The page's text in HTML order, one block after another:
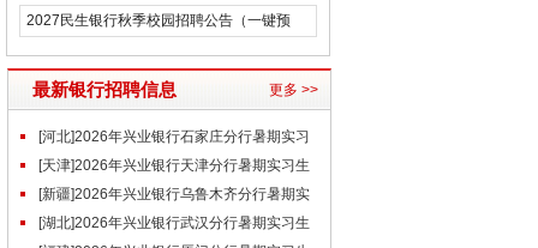
约）
2027民生银行秋季校园招聘公告（一键预
最新银行招聘信息 更多 >>
[河北]2026年兴业银行石家庄分行暑期实习
生招聘公告
[天津]2026年兴业银行天津分行暑期实习生
招聘公告
[新疆]2026年兴业银行乌鲁木齐分行暑期实
习生招聘公告
[湖北]2026年兴业银行武汉分行暑期实习生